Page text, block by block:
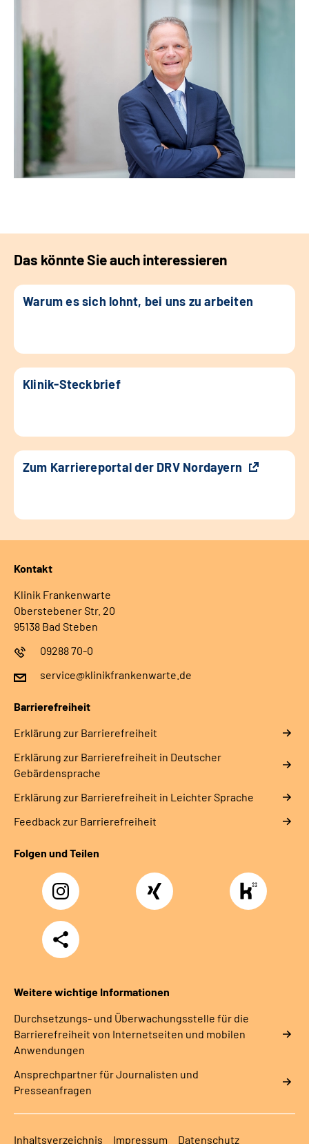
Das könnte Sie auch interessieren
Warum es sich lohnt, bei uns zu arbeiten
Klinik-Steckbrief
Zum Karriereportal der DRV Nordayern
Kontakt
Klinik Frankenwarte
Oberstebener Str. 20
95138 Bad Steben
09288 70-0
service@klinikfrankenwarte.de
Barrierefreiheit
Erklärung zur Barrierefreiheit
Erklärung zur Barrierefreiheit in Deutscher
Gebärdensprache
Erklärung zur Barrierefreiheit in Leichter Sprache
Feedback zur Barrierefreiheit
Folgen und Teilen
Instagram Xing
https://
rentenversicherung-
nordbayern6
Teilen
Weitere wichtige Informationen
Durchsetzungs- und Überwachungsstelle für die
Barrierefreiheit von Internetseiten und mobilen
Anwendungen
Ansprechpartner für Journalisten und
Presseanfragen
Inhaltsverzeichnis Impressum Datenschutz